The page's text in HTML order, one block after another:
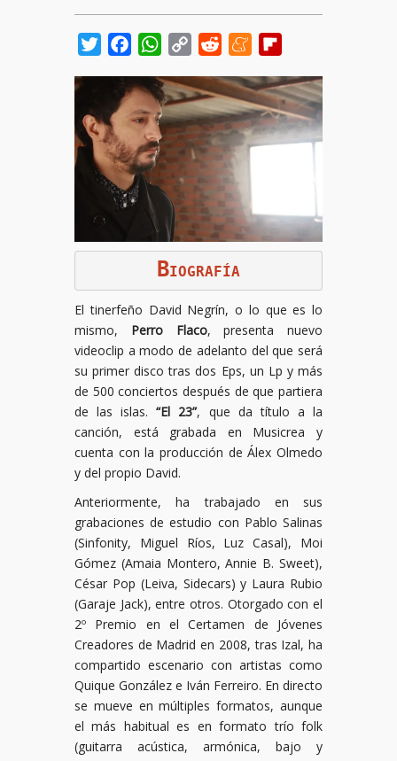
TwitterFacebookWhatsApp
Copy
Reddit Meneame
BIOGRAFÍA
El tinerfeño David Negrín, o lo que es lo
mismo, Perro Flaco, presenta nuevo
videoclip a modo de adelanto del que será
su primer disco tras dos Eps, un Lp y más
de 500 conciertos después de que partiera
de las islas.“El 23”, que da título a la
canción, está grabada en Musicrea y
cuenta con la producción de Álex Olmedo
y del propio David.
Anteriormente, ha trabajado en sus
grabaciones de estudio con Pablo Salinas
(Sinfonity, Miguel Ríos, Luz Casal), Moi
Gómez (Amaia Montero, Annie B. Sweet),
César Pop (Leiva, Sidecars) y Laura Rubio
(Garaje Jack), entre otros. Otorgado con el
2º Premio en el Certamen de Jóvenes
Creadores de Madrid en 2008, tras Izal, ha
compartido escenario con artistas como
Quique González e Iván Ferreiro. En directo
se mueve en múltiples formatos, aunque
el más habitual es en formato trío folk
(guitarra acústica, armónica, bajo y